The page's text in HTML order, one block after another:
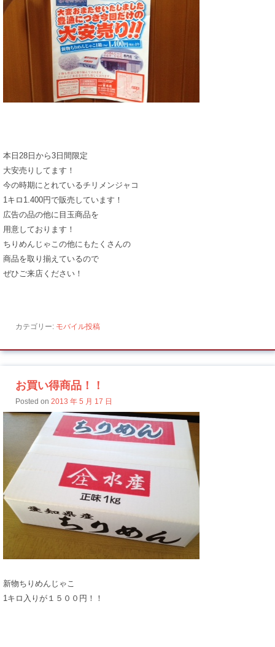
本日28日から3日間限定
大安売りしてます！
今の時期にとれているチリメンジャコ
1キロ1.400円で販売しています！
広告の品の他に目玉商品を
用意しております！
ちりめんじゃこの他にもたくさんの
商品を取り揃えているので
ぜひご来店ください！
カテゴリー: モバイル投稿
お買い得商品！！
Posted on 2013 年 5 月 17 日
新物ちりめんじゃこ
1キロ入りが１５００円！！